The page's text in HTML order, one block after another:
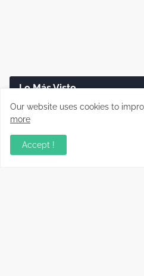
Lo Más Visto
Disco duro
Our website uses cookies to
more
Accept !